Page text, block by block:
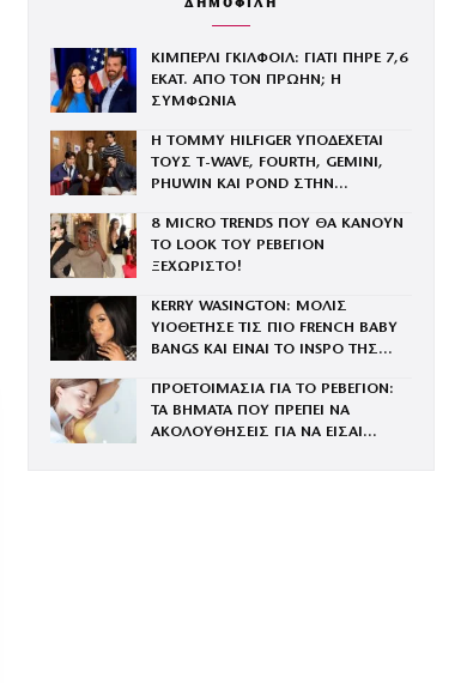
ΔΗΜΟΦΙΛΗ
ΚΙΜΠΕΡΛΙ ΓΚΙΛΦΟΙΛ: ΓΙΑΤΙ ΠΗΡΕ 7,6
ΕΚΑΤ. ΑΠΟ ΤΟΝ ΠΡΩΗΝ; Η
ΣΥΜΦΩΝΙΑ
Η TOMMY HILFIGER ΥΠΟΔΕΧΕΤΑΙ
ΤΟΥΣ Τ-WAVE, FOURTH, GEMINI,
PHUWIN ΚΑΙ POND ΣΤΗΝ
8 MICRO TRENDS ΠΟΥ ΘΑ ΚΑΝΟΥΝ
ΤΟ LOOK ΤΟΥ ΡΕΒΕΓΙΟΝ
ΞΕΧΩΡΙΣΤΟ!
KERRY WASINGTON: ΜΟΛΙΣ
ΥΙΟΘΕΤΗΣΕ ΤΙΣ ΠΙΟ FRENCH BABY
BANGS ΚΑΙ ΕΙΝΑΙ ΤΟ INSPO ΤΗΣ
ΠΡΟΕΤΟΙΜΑΣΙΑ ΓΙΑ ΤΟ ΡΕΒΕΓΙΟΝ:
ΤΑ ΒΗΜΑΤΑ ΠΟΥ ΠΡΕΠΕΙ ΝΑ
ΑΚΟΛΟΥΘΗΣΕΙΣ ΓΙΑ ΝΑ ΕΙΣΑΙ